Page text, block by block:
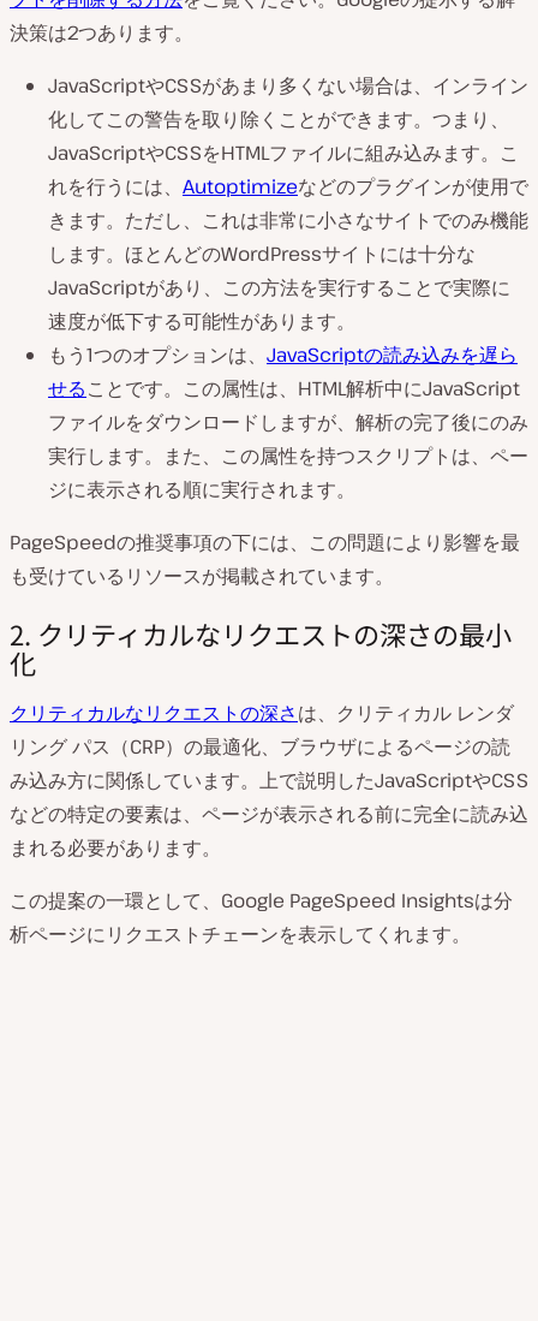
決策は2つあります。
JavaScriptやCSSがあまり多くない場合は、インライン
化してこの警告を取り除くことができます。つまり、
JavaScriptやCSSをHTMLファイルに組み込みます。こ
れを行うには、 Autoptimizeなどのプラグインが使用で
きます。ただし、これは非常に小さなサイトでのみ機能
します。ほとんどのWordPressサイトには十分な
JavaScriptがあり、この方法を実行することで実際に
速度が低下する可能性があります。
もう1つのオプションは、 JavaScriptの読み込みを遅ら
せることです。この属性は、HTML解析中にJavaScript
ファイルをダウンロードしますが、解析の完了後にのみ
実行します。また、この属性を持つスクリプトは、ペー
ジに表示される順に実行されます。
PageSpeedの推奨事項の下には、この問題により影響を最
も受けているリソースが掲載されています。
2. クリティカルなリクエストの深さの最小
化
クリティカルなリクエストの深さは、クリティカル レンダ
リング パス（CRP）の最適化、ブラウザによるページの読
み込み方に関係しています。上で説明したJavaScriptやCSS
などの特定の要素は、ページが表示される前に完全に読み込
まれる必要があります。
この提案の一環として、Google PageSpeed Insightsは分
析ページにリクエストチェーンを表示してくれます。